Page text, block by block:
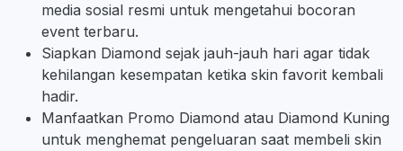
media sosial resmi untuk mengetahui bocoran
event terbaru.
Siapkan Diamond sejak jauh-jauh hari agar tidak
kehilangan kesempatan ketika skin favorit kembali
hadir.
Manfaatkan Promo Diamond atau Diamond Kuning
untuk menghemat pengeluaran saat membeli skin